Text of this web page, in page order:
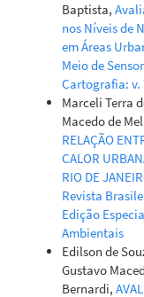
Baptista,
nos Níveis de
em Áreas
Meio de
Cartografia: v.
Marceli Terra
Macedo de
RELAÇÃO
CALOR
RIO DE
Revista
Edição
Ambientais
Edilson de
Gustavo
Bernardi,